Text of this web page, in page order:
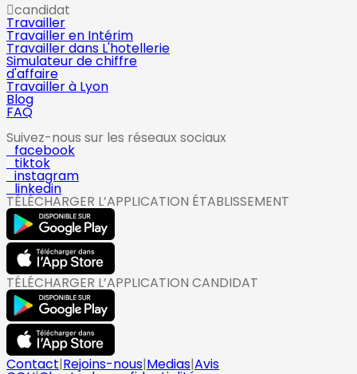
candidat
Travailler
Travailler en Intérim
Travailler dans L'hotellerie
Simulateur de chiffre
d'affaire
Travailler à Lyon
Blog
FAQ
Suivez-nous sur les réseaux sociaux
facebook
tiktok
instagram
linkedin
TÉLÉCHARGER L’APPLICATION ÉTABLISSEMENT
TÉLÉCHARGER L’APPLICATION CANDIDAT
Contact|Rejoins-nous|Medias|Avis